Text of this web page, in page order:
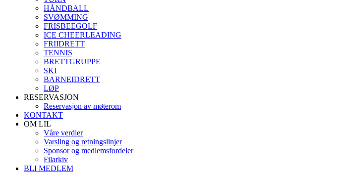
HÅNDBALL
SVØMMING
FRISBEEGOLF
ICE CHEERLEADING
FRIIDRETT
TENNIS
BRETTGRUPPE
SKI
BARNEIDRETT
LØP
RESERVASJON
Reservasjon av møterom
KONTAKT
OM LIL
Våre verdier
Varsling og retningslinjer
Sponsor og medlemsfordeler
Filarkiv
BLI MEDLEM